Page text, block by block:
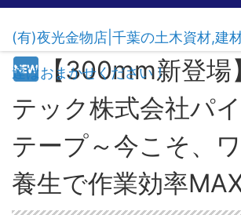
(有)夜光金物店|千葉の土木資材,建
達はおまかせください！
【300mm新登場
テック株式会社パ
テープ～今こそ、
養生で作業効率MAX